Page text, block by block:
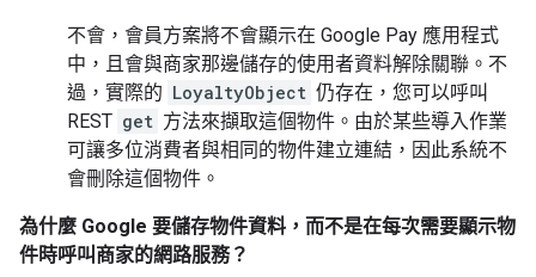
不會，會員方案將不會顯示在 Google Pay 應用程式
中，且會與商家那邊儲存的使用者資料解除關聯。不
過，實際的 LoyaltyObject 仍存在，您可以呼叫
REST get 方法來擷取這個物件。由於某些導入作業
可讓多位消費者與相同的物件建立連結，因此系統不
會刪除這個物件。
為什麼 Google 要儲存物件資料，而不是在每次需要顯示物
件時呼叫商家的網路服務？